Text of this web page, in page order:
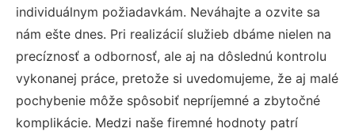
individuálnym požiadavkám. Neváhajte a ozvite sa
nám ešte dnes. Pri realizácií služieb dbáme nielen na
precíznosť a odbornosť, ale aj na dôslednú kontrolu
vykonanej práce, pretože si uvedomujeme, že aj malé
pochybenie môže spôsobiť nepríjemné a zbytočné
komplikácie. Medzi naše firemné hodnoty patrí